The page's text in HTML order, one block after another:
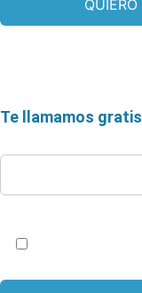
Te llamamos gratis